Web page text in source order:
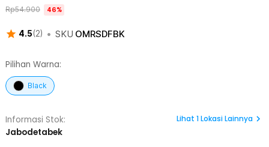
4.5(2) • SKU OMRSDFBK
Rp54.900 46%
Pilihan Warna:
Black
Informasi Stok:
Jabodetabek
Lihat 1Lokasi Lainnya